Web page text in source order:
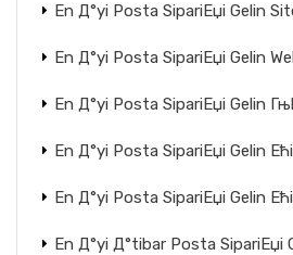
En Д°yi Posta SipariЕџi Gelin
En Д°yi Posta SipariЕџi Gelin
En Д°yi Posta SipariЕџi Gelin
En Д°yi Posta SipariЕџi Gelin
En Д°yi Posta SipariЕџi Gelin
En Д°yi Д°tibar Posta SipariЕџi